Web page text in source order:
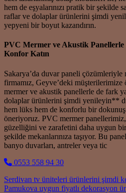
hem de eşyalarınızı pratik bir
raflar ve dolaplar ürünlerini şimdi
yepyeni bir boyut kazandırın.
PVC Mermer ve Akustik Panellerle
Konfor Katın
Sakarya’da duvar paneli çözümleriyle
firmamız, Geyve’deki
mermer ve akustik panellerle de fark
dolaplar ürünlerini şimdi yenileyin**
hem lüks hem de konforlu bir
öneriyoruz. PVC mermer panellerimiz,
güzelliğini ve zarafetini daha uygun
şekilde mekanlarınıza taşıyor. Bu
banyo duvarları, antreler veya tic
0553 558 94 30
Post navigation
Serdivan tv üniteleri ürünlerini şimdi
Pamukova uygun fiyatlı dekorasyon